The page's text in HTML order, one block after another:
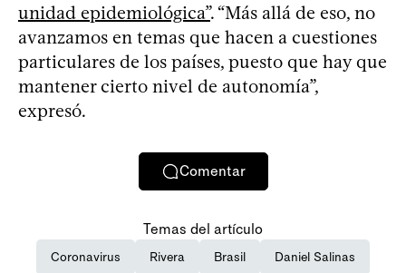
unidad epidemiológica”. “Más allá de eso, no
avanzamos en temas que hacen a cuestiones
particulares de los países, puesto que hay que
mantener cierto nivel de autonomía”,
expresó.
Comentar
Temas del artículo
Coronavirus Rivera Brasil Daniel Salinas